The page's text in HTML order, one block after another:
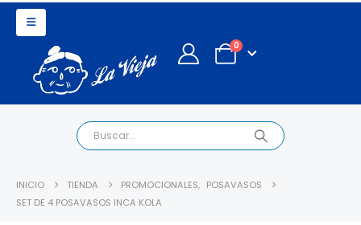
0
INICIO TIENDA PROMOCIONALES, POSAVASOS
SET DE 4 POSAVASOS INCA KOLA